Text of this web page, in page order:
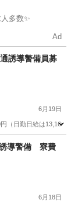
求人多数✨
Ad
誘導警備員募
6月19日
（日勤日給は
誘導警備 寮費
6月18日